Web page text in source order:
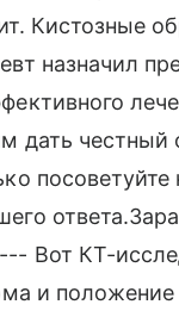
Кистозные
назначил
дать честный
Вот КТ-
и положение